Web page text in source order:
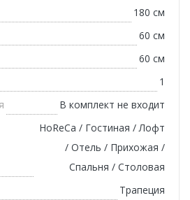
180 см
60 см
60 см
1
В комплект не входит
HoReCa / Гостиная / Лофт
/ Отель / Прихожая /
Спальня / Столовая
Трапеция